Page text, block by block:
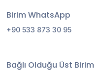
Birim WhatsApp
+90 533 873 30 95
Bağlı Olduğu Üst Birim